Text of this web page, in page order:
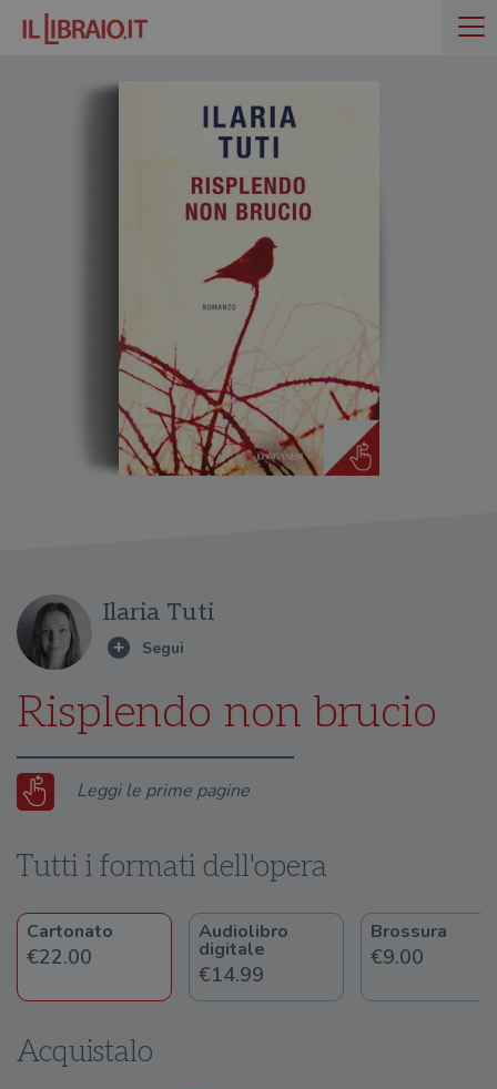
Ilaria Tuti
Risplendo non brucio
Leggi le prime pagine
Tutti i formati dell'opera
Cartonato
€22.00
Audiolibro
digitale
€14.99
Brossura
€9.00
Acquistalo